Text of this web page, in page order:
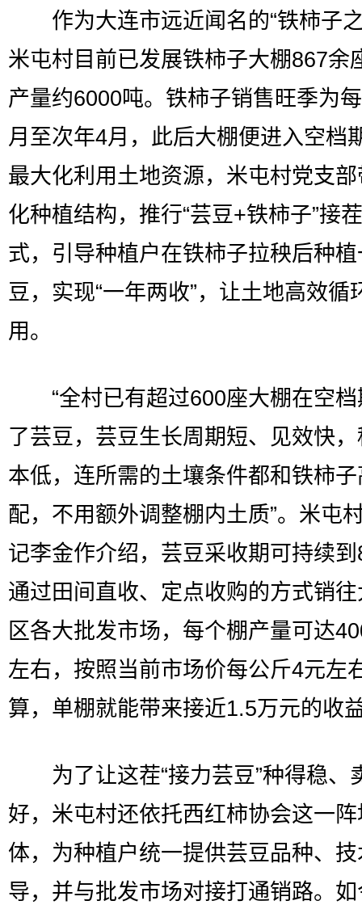
作为大连市远近闻名的“铁柿子之
米屯村目前已发展铁柿子大棚867余
产量约6000吨。铁柿子销售旺季为
月至次年4月，此后大棚便进入空档
最大化利用土地资源，米屯村党支
化种植结构，推行“芸豆+铁柿子”接
式，引导种植户在铁柿子拉秧后种
豆，实现“一年两收”，让土地高效循
用。
“全村已有超过600座大棚在空档
了芸豆，芸豆生长周期短、见效快
本低，连所需的土壤条件都和铁柿
配，不用额外调整棚内土质”。米屯
记李金作介绍，芸豆采收期可持续
通过田间直收、定点收购的方式销
区各大批发市场，每个棚产量可达
左右，按照当前市场价每公斤4元左
算，单棚就能带来接近1.5万元的收
为了让这茬“接力芸豆”种得稳、
好，米屯村还依托西红柿协会这一
体，为种植户统一提供芸豆品种、
导，并与批发市场对接打通销路。